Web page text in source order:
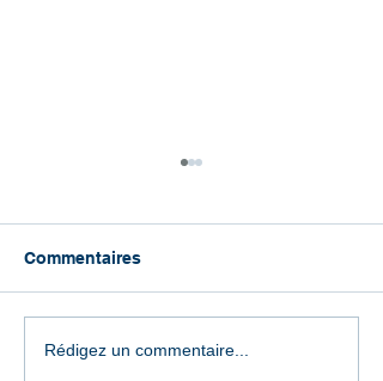
Index Égalité
Commentaires
Rédigez un commentaire...